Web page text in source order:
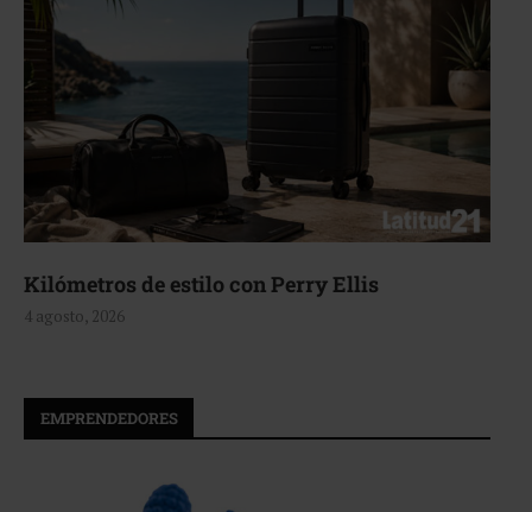
Aerie, texturas que fluyen
4 agosto, 2026
EMPRENDEDORES